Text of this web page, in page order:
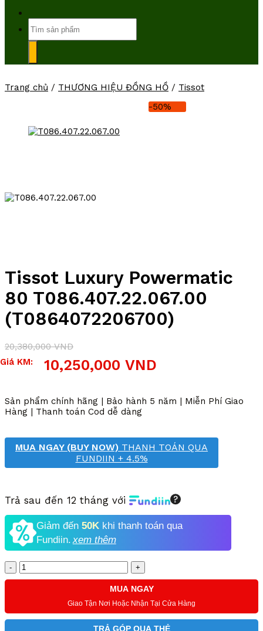
kiếm:
Trang chủ / THƯƠNG HIỆU ĐỒNG HỒ / Tissot
-50%
Tissot Luxury Powermatic
80 T086.407.22.067.00
(T0864072206700)
20,380,000VND
Giá
10,250,000 VND
Giá
10,250,000 VND.
Giá KM:
Sản phẩm chính hãng | Bảo hành 5 năm | Miễn Phí Giao
Hàng | Thanh toán Cod dễ dàng
MUA NGAY (BUY NOW) THANH TOÁN QUA
FUNDIIN + 4.5%
Trả sau đến 12 tháng với
Giảm đến 50K khi thanh toán qua
Fundiin.xem thêm
Số
lượng
MUA NGAY
Giao Tận Nơi Hoặc Nhận Tại Cửa Hàng
TRẢ GÓP QUA THẺ